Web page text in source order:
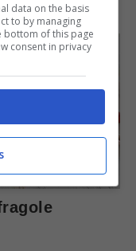
data on the basis
to by managing
bottom of this page
consent in privacy